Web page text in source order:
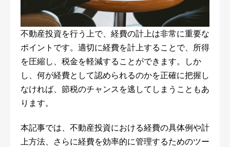
不動産投資を行う上で、経費の計上は非常に重要な
ポイントです。適切に経費を計上することで、所得
を圧縮し、税金を軽減することができます。しか
し、何が経費として認められるのかを正確に把握し
なければ、節税のチャンスを逃してしまうこともあ
ります。
本記事では、不動産投資における経費の具体例や計
上方法、さらに経費を効率的に管理するためのツー